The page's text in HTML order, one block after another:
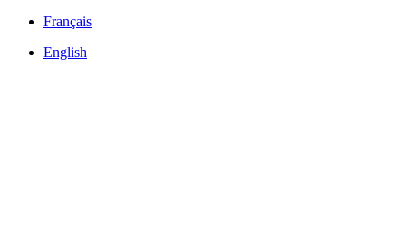
Français
English